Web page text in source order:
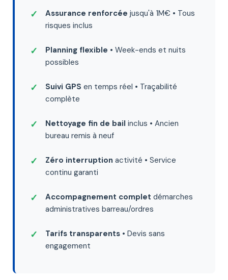
Assurance renforcée jusqu'à 1M€ • Tous
risques inclus
Planning flexible • Week-ends et nuits
possibles
Suivi GPS en temps réel • Traçabilité
complète
Nettoyage fin de bail inclus • Ancien
bureau remis à neuf
Zéro interruption activité • Service
continu garanti
Accompagnement complet démarches
administratives barreau/ordres
Tarifs transparents • Devis sans
engagement